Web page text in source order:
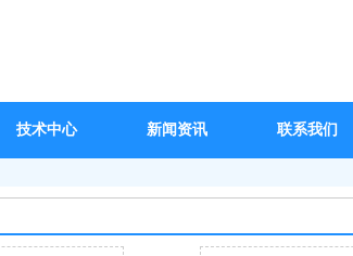
技术中心 新闻资讯 联系我们